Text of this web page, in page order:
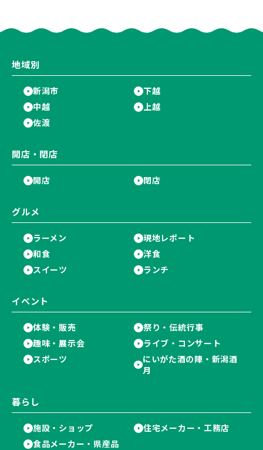
う♪
地域別
新潟市
下越
中越
上越
佐渡
開店・閉店
開店 閉店
グルメ
ラーメン
現地レポート
和食
洋食
スイーツ
ランチ
イベント
体験・販売
祭り・伝統行事
趣味・展示会
ライブ・コンサート
スポーツ
にいがた酒の陣・新潟酒
月
暮らし
施設・ショップ
住宅メーカー・工務店
食品メーカー・県産品